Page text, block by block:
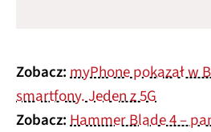
Zobacz:myPhone pokazał w
smartfony. Jeden z 5G
Zobacz:Hammer Blade 4 –